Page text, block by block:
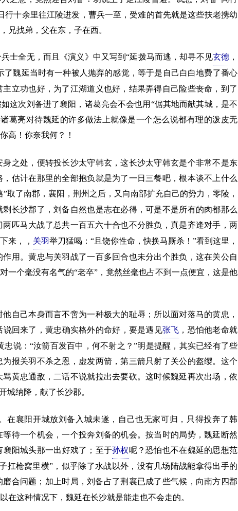
十余里往江陵进发，曹兵一至，受难的首先就是这些扶老携幼
兄找弟，父在东，子在西。
士全无，而且《演义》中又写到“延拨马而逃，却寻不见玄德，
了魏延当时有一种被人抛弃的感觉，等于是自己白白地费了番心
立功也好，为了江湖道义也好，结果弄得自己险些丧命，到了
这次刘备进了襄阳，诸葛亮会不会也用“倨其地而献其城，是不
葛亮对待魏延的许多做法上就像是一个怎么说都有理的泼皮无
高！你奈我何？！
处，便转投长沙太守韩玄，这长沙太守韩玄是个非常不是东
估计在那里的全部抱负就是为了一日三餐吧，根本谈不上什么
”取了南郡，襄阳，荆州之后，又向南部扩充自己的势力，零陵，
长沙郡了，刘备自然也是志在必得，可是不是所有的肉都那么
匹马大战了总共一百五六十合也不分胜负，真是齐逢对手，两
来，， 关羽举刀猛喝：“且饶你性命，快换马厮杀！”看到这里，
用。黄忠与关羽战了一百多回合也未分出个胜负，这在关公自
一个毫没有名气的“老卒”，竟然丝毫也占不到一点便宜，这是他
己本身而言不啻为一种极大的耻辱；所以面对落马的黄忠，
回来了，黄忠确实格外的命好，要是遇见张飞 ，恐怕他老命就
说：“汝箭百发百中，何不射之？”明是提醒，其实已经有了些
报关羽不杀之恩，虚发两箭，第三箭只射了关公的盔缨。这个
黄忠通敌，二话不说就拉出去要砍。这时候魏延再次出场，依
城纳降，献了长沙郡。
襄阳开城放刘备入城未遂，自己也无家可归，只得投奔了韩
待一个机会，一个投奔刘备的机会。按当时的局势，魏延断然
阳城头那一出好戏了；至于孙权呢？恐怕也不在魏延的思想范
扛枪窝里横”，似乎除了水战以外，没有几场陆战能拿得出手的
合问题；加上时局，刘备占了荆襄已成了些气候，向南方四郡
在这种情况下，魏延在长沙就是能走也不会走的。